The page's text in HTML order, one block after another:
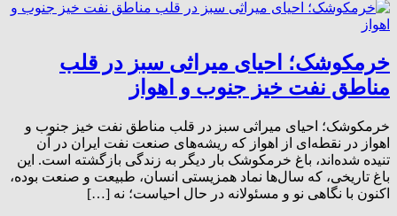
خرمکوشک؛ احیای میراثی سبز در قلب
مناطق نفت خیز جنوب و اهواز
خرمکوشک؛ احیای میراثی سبز در قلب مناطق نفت خیز جنوب و
اهواز در نقطه‌ای از اهواز که ریشه‌های صنعت نفت ایران در آن
تنیده شده‌اند، باغ خرمکوشک بار دیگر به زندگی بازگشته است. این
باغ تاریخی، که سال‌ها نماد همزیستی انسان، طبیعت و صنعت بوده،
اکنون با نگاهی نو و مسئولانه در حال احیاست؛ نه […]